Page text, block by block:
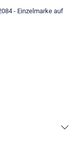
- Einzelmarke auf